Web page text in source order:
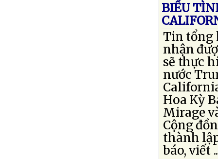
BIỂU
Tin tổng
nhận
sẽ thực
nước
Hoa Kỳ
Mirage
Cộng
thành
báo, viết